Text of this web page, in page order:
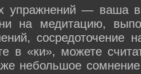
упражнений — ваша
на медитацию,
сосредоточение
в «ки», можете
небольшое сомнение